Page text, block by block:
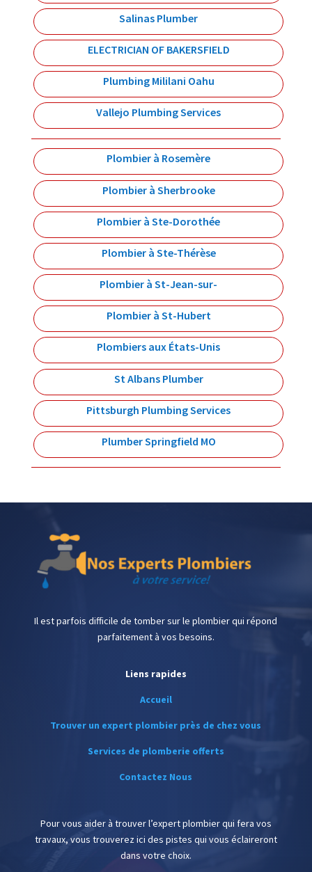
Salinas Plumber
ELECTRICIAN OF BAKERSFIELD
Plumbing Mililani Oahu
Vallejo Plumbing Services
Plombier à Rosemère
Plombier à Sherbrooke
Plombier à Ste-Dorothée
Plombier à Ste-Thérèse
Plombier à St-Jean-sur-
Plombier à St-Hubert
Plombiers aux États-Unis
St Albans Plumber
Pittsburgh Plumbing Services
Plumber Springfield MO
Il est parfois difficile de tomber sur le plombier qui répond
parfaitement à vos besoins.
Liens rapides
Accueil
Trouver un expert plombier près de chez vous
Services de plomberie offerts
Contactez Nous
Pour vous aider à trouver l’expert plombier qui fera vos
travaux, vous trouverez ici des pistes qui vous éclaireront
dans votre choix.